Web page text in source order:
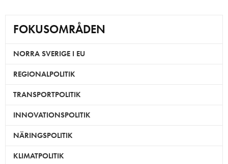
FOKUSOMRÅDEN
NORRA SVERIGE I EU
REGIONALPOLITIK
TRANSPORTPOLITIK
INNOVATIONSPOLITIK
NÄRINGSPOLITIK
KLIMATPOLITIK